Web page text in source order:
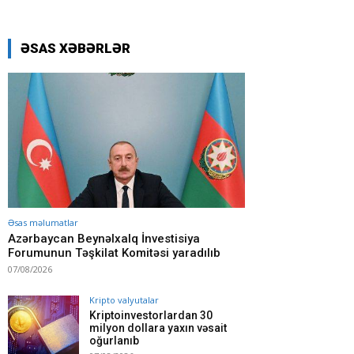
ƏSAS XƏBƏRLƏR
Əsas məlumatlar
Azərbaycan Beynəlxalq İnvestisiya
Forumunun Təşkilat Komitəsi yaradılıb
07/08/2026
Kripto valyutalar
Kriptoinvestorlardan 30
milyon dollara yaxın vəsait
oğurlanıb